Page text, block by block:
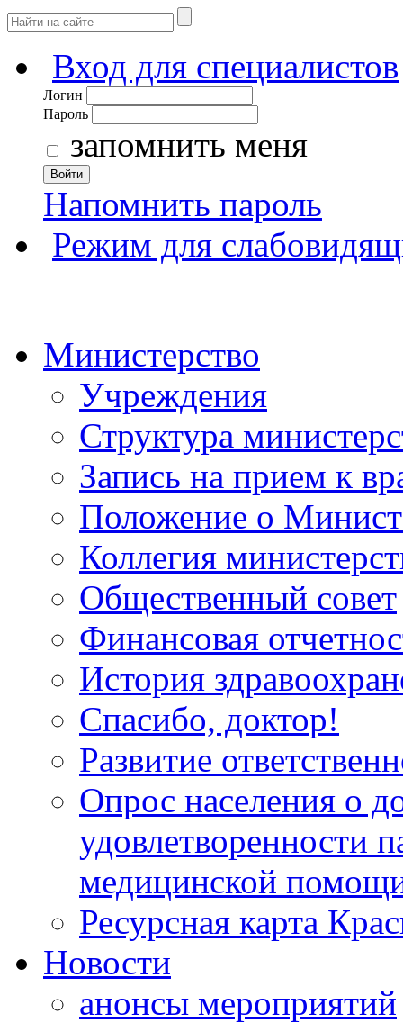
Вход для специалистов
Логин
Пароль
запомнить меня
Войти
Напомнить пароль
Режим для
Министерство
Учреждения
Структура
Запись на прием к
Положение о
Коллегия
Общественный совет
Финансовая
История
Спасибо, доктор!
Развитие
Опрос населения о
удовлетворенности
медицинской
Ресурсная карта
Новости
анонсы мероприятий